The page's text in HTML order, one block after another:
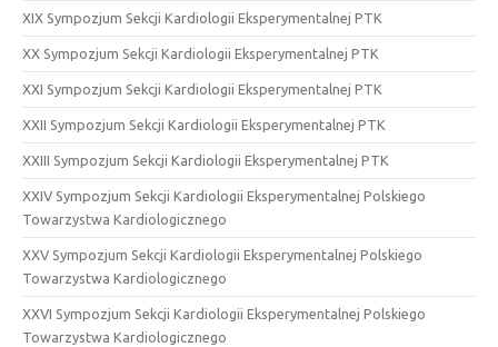
XIX Sympozjum Sekcji Kardiologii Eksperymentalnej PTK
XX Sympozjum Sekcji Kardiologii Eksperymentalnej PTK
XXI Sympozjum Sekcji Kardiologii Eksperymentalnej PTK
XXII Sympozjum Sekcji Kardiologii Eksperymentalnej PTK
XXIII Sympozjum Sekcji Kardiologii Eksperymentalnej PTK
XXIV Sympozjum Sekcji Kardiologii Eksperymentalnej Polskiego
Towarzystwa Kardiologicznego
XXV Sympozjum Sekcji Kardiologii Eksperymentalnej Polskiego
Towarzystwa Kardiologicznego
XXVI Sympozjum Sekcji Kardiologii Eksperymentalnej Polskiego
Towarzystwa Kardiologicznego